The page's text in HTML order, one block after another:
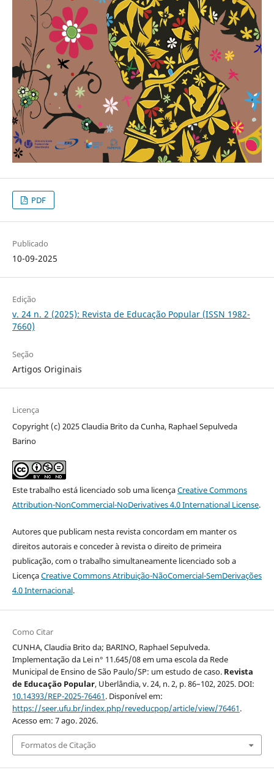
PDF
Publicado
10-09-2025
Edição
v. 24 n. 2 (2025): Revista de Educação Popular (ISSN 1982-
7660)
Seção
Artigos Originais
Licença
Copyright (c) 2025 Claudia Brito da Cunha, Raphael Sepulveda
Barino
Este trabalho está licenciado sob uma licençaCreative Commons
Attribution-NonCommercial-NoDerivatives 4.0 International License.
Autores que publicam nesta revista concordam em manter os
direitos autorais e conceder à revista o direito de primeira
publicação, com o trabalho simultaneamente licenciado sob a
LicençaCreative Commons Atribuição-NãoComercial-SemDerivações
4.0 Internacional.
Como Citar
CUNHA, Claudia Brito da; BARINO, Raphael Sepulveda.
Implementação da Lei n° 11.645/08 em uma escola da Rede
Municipal de Ensino de São Paulo/SP: um estudo de caso. Revista
de Educação Popular, Uberlândia, v. 24, n. 2, p. 86–102, 2025. DOI:
10.14393/REP-2025-76461. Disponível em:
https://seer.ufu.br/index.php/reveducpop/article/view/76461.
Acesso em: 7 ago. 2026.
Formatos de Citação